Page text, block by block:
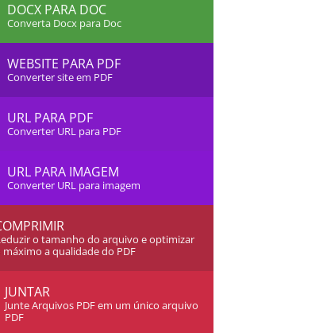
DOCX PARA DOC
Converta Docx para Doc
WEBSITE PARA PDF
Converter site em PDF
URL PARA PDF
Converter URL para PDF
URL PARA IMAGEM
Converter URL para imagem
o tamanho do arquivo e optimizar
máximo a qualidade do PDF
JUNTAR
Junte Arquivos PDF em um único arquivo
PDF